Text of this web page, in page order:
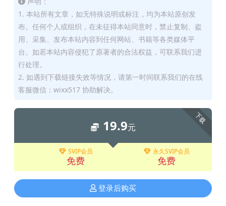
1. 本站所有文章，如无特殊说明或标注，均为本站原创发
布。任何个人或组织，在未征得本站同意时，禁止复制、盗
用、采集、发布本站内容到任何网站、书籍等各类媒体平
台。如若本站内容侵犯了原著者的合法权益，可联系我们进
行处理。
2. 如遇到下载链接失效等情况，请第一时间联系我们的在线
客服微信：wixx517 协助解决。
下载
19.9元
SVIP会员
免费
永久SVIP会员
免费
登录后购买